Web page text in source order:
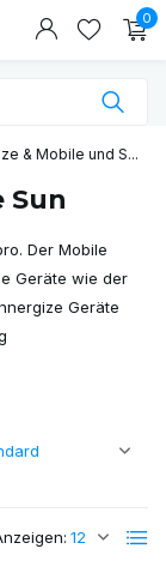
0
& Mobile und S...
Sun
Der Mobile
Geräte wie der
Geräte